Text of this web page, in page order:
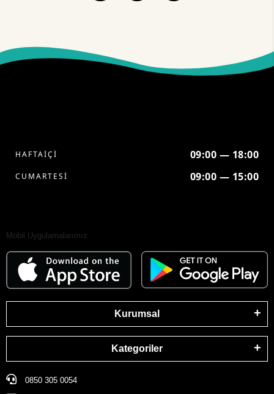
HAFTAİÇİ 09:00 — 18:00
CUMARTESİ 09:00 — 15:00
Mobil Uygulamalarımız
Kurumsal
Kategoriler
0850 305 0054